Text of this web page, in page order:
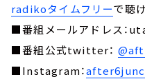
radikoタイムフリーで聴
■番組メールアドレス：
■番組公式twitter：
■Instagram：